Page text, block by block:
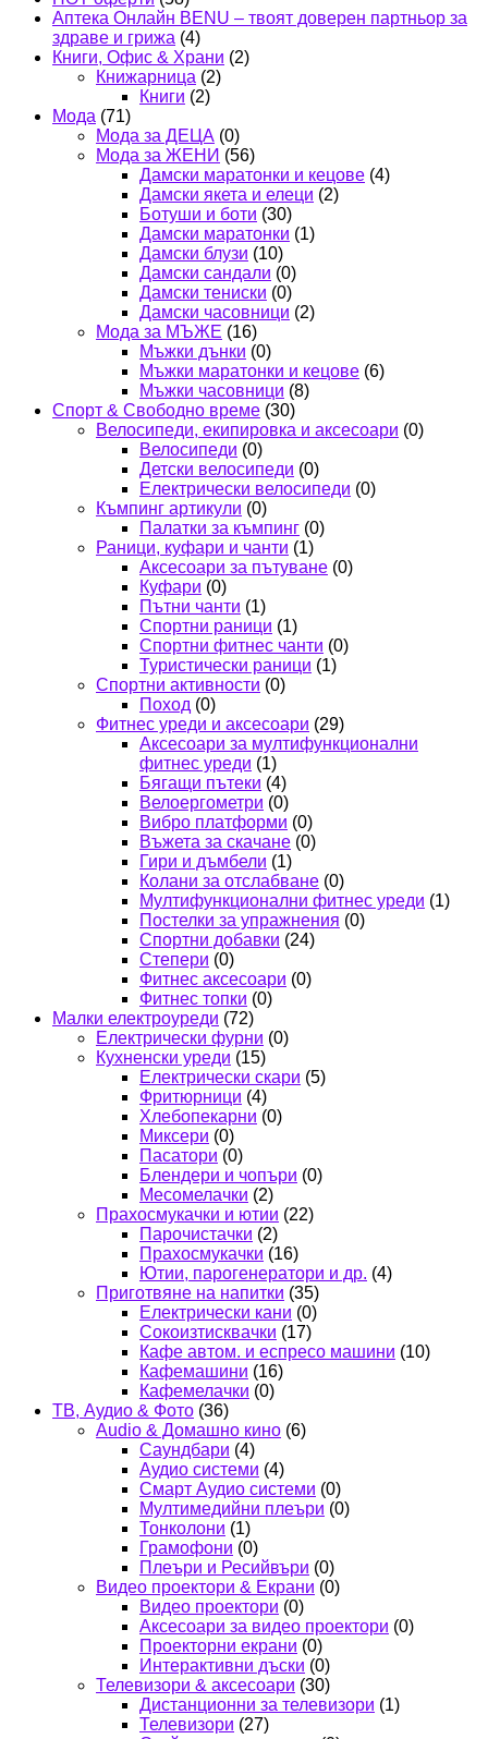
Аптека Онлайн BENU – твоят доверен партньор за
здраве и грижа (4)
Книги, Офис & Храни (2)
Книжарница (2)
Книги (2)
Мода (71)
Мода за ДЕЦА (0)
Мода за ЖЕНИ (56)
Дамски маратонки и кецове (4)
Дамски якета и елеци (2)
Ботуши и боти (30)
Дамски маратонки (1)
Дамски блузи (10)
Дамски сандали (0)
Дамски тениски (0)
Дамски часовници (2)
Мода за МЪЖЕ (16)
Мъжки дънки (0)
Мъжки маратонки и кецове (6)
Мъжки часовници (8)
Спорт & Свободно време (30)
Велосипеди, екипировка и аксесоари (0)
Велосипеди (0)
Детски велосипеди (0)
Електрически велосипеди (0)
Къмпинг артикули (0)
Палатки за къмпинг (0)
Раници, куфари и чанти (1)
Аксесоари за пътуване (0)
Куфари (0)
Пътни чанти (1)
Спортни раници (1)
Спортни фитнес чанти (0)
Туристически раници (1)
Спортни активности (0)
Поход (0)
Фитнес уреди и аксесоари (29)
Аксесоари за мултифункционални
фитнес уреди (1)
Бягащи пътеки (4)
Велоергометри (0)
Вибро платформи (0)
Въжета за скачане (0)
Гири и дъмбели (1)
Колани за отслабване (0)
Мултифункционални фитнес уреди (1)
Постелки за упражнения (0)
Спортни добавки (24)
Степери (0)
Фитнес аксесоари (0)
Фитнес топки (0)
Малки електроуреди (72)
Електрически фурни (0)
Кухненски уреди (15)
Електрически скари (5)
Фритюрници (4)
Хлебопекарни (0)
Миксери (0)
Пасатори (0)
Блендери и чопъри (0)
Месомелачки (2)
Прахосмукачки и ютии (22)
Парочистачки (2)
Прахосмукачки (16)
Ютии, парогенератори и др. (4)
Приготвяне на напитки (35)
Електрически кани (0)
Сокоизтисквачки (17)
Кафе автом. и еспресо машини (10)
Кафемашини (16)
Кафемелачки (0)
ТВ, Аудио & Фото (36)
Audio & Домашно кино (6)
Саундбари (4)
Аудио системи (4)
Смарт Аудио системи (0)
Мултимедийни плеъри (0)
Тонколони (1)
Грамофони (0)
Плеъри и Ресийвъри (0)
Видео проектори & Екрани (0)
Видео проектори (0)
Аксесоари за видео проектори (0)
Проекторни екрани (0)
Интерактивни дъски (0)
Телевизори & аксесоари (30)
Дистанционни за телевизори (1)
Телевизори (27)